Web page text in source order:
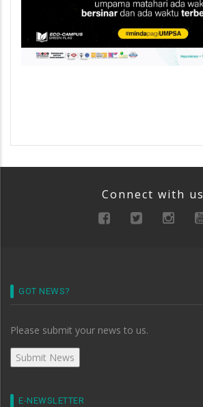
Connect with us
GOT NEWS?
Please submit your news to us.
E-NEWSLETTER